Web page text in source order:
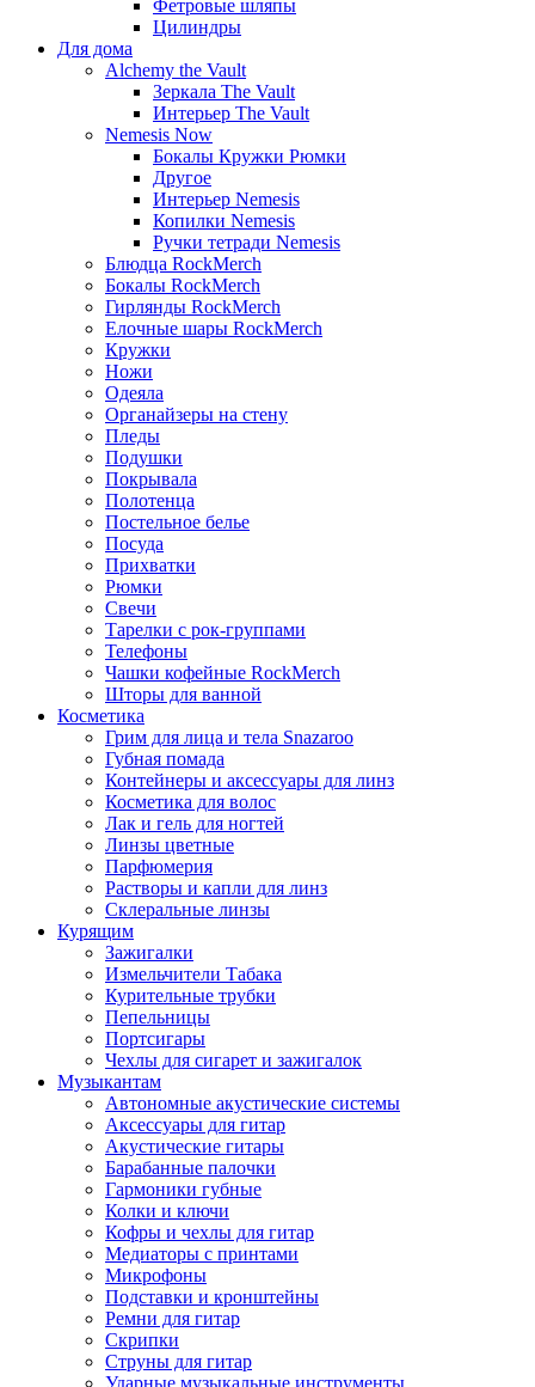
Фетровые шляпы
Цилиндры
Для дома
Alchemy the Vault
Зеркала The Vault
Интерьер The Vault
Nemesis Now
Бокалы Кружки Рюмки
Другое
Интерьер Nemesis
Копилки Nemesis
Ручки тетради Nemesis
Блюдца RockMerch
Бокалы RockMerch
Гирлянды RockMerch
Елочные шары RockMerch
Кружки
Ножи
Одеяла
Органайзеры на стену
Пледы
Подушки
Покрывала
Полотенца
Постельное белье
Посуда
Прихватки
Рюмки
Свечи
Тарелки с рок-группами
Телефоны
Чашки кофейные RockMerch
Шторы для ванной
Косметика
Грим для лица и тела Snazaroo
Губная помада
Контейнеры и аксессуары для линз
Косметика для волос
Лак и гель для ногтей
Линзы цветные
Парфюмерия
Растворы и капли для линз
Склеральные линзы
Курящим
Зажигалки
Измельчители Табака
Курительные трубки
Пепельницы
Портсигары
Чехлы для сигарет и зажигалок
Музыкантам
Автономные акустические системы
Аксессуары для гитар
Акустические гитары
Барабанные палочки
Гармоники губные
Колки и ключи
Кофры и чехлы для гитар
Медиаторы с принтами
Микрофоны
Подставки и кронштейны
Ремни для гитар
Скрипки
Струны для гитар
Ударные музыкальные инструменты